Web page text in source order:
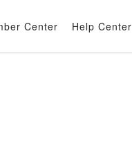
Center Help Center